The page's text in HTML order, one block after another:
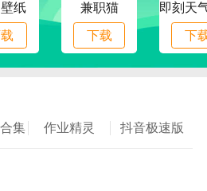
能:
都会按照不同的风格进行分
找到你喜欢看的小说。
纸 兼职猫
下载 下
集 作业精灵 抖音极速版